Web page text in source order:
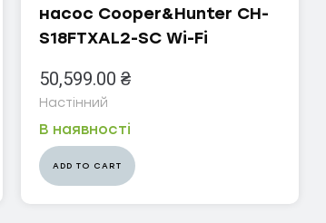
В наявності
насос Cooper&Hunter CH-
S18FTXAL2-SC Wi-Fi
50,599.00 ₴
Настінний
ADD TO CART